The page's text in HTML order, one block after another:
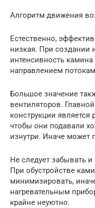
Алгоритм движения
Естественно,
низкая. При создании
интенсивность камина
направлением
Большое значение
вентиляторов.
конструкции
чтобы они подавали
изнутри. Иначе может
Не следует забывать
При обустройстве
минимизировать,
нагревательным
крайне неуютно.